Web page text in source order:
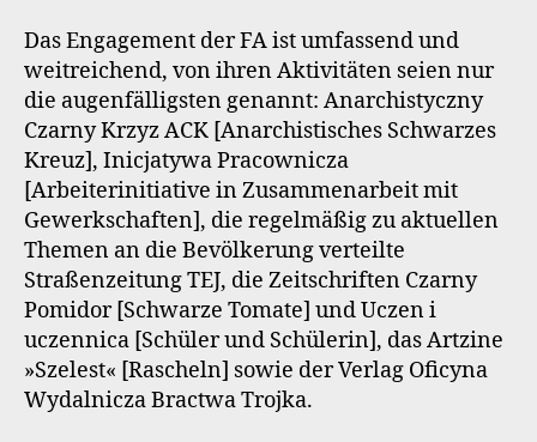
Das Engagement der FA ist umfassend und
weitreichend, von ihren Aktivitäten seien nur
die augenfälligsten genannt: Anarchistyczny
Czarny Krzyz ACK [Anarchistisches Schwarzes
Kreuz], Inicjatywa Pracownicza
[Arbeiterinitiative in Zusammenarbeit mit
Gewerkschaften], die regelmäßig zu aktuellen
Themen an die Bevölkerung verteilte
Straßenzeitung TEJ, die Zeitschriften Czarny
Pomidor [Schwarze Tomate] und Uczen i
uczennica [Schüler und Schülerin], das Artzine
»Szelest« [Rascheln] sowie der Verlag Oficyna
Wydalnicza Bractwa Trojka.